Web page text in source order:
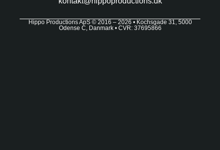
Hippo Productions ApS © 2016 – 2026 • Kochsgade 31, 5000
Odense C, Danmark • CVR: 37695866